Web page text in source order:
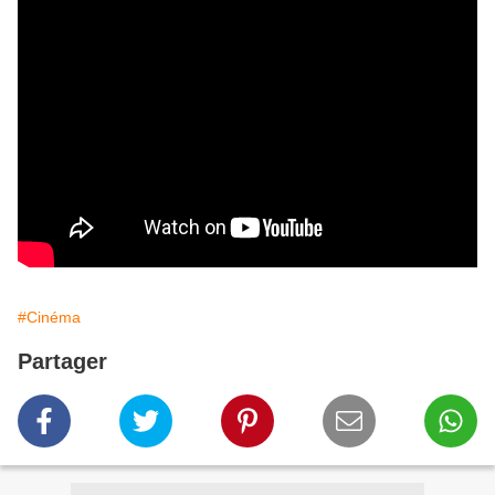
#Cinéma
Partager